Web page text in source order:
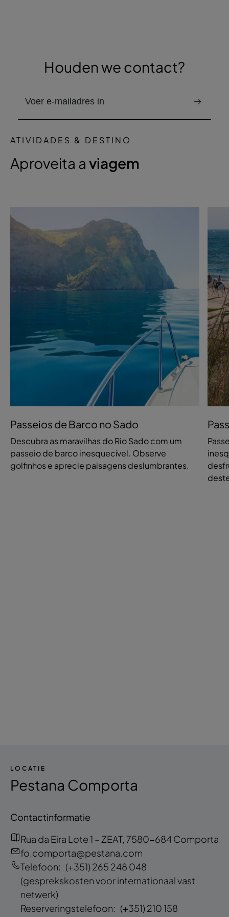
Houden we contact?
e-mail om de nieuwsbrief te ontvangen
ATIVIDADES & DESTINO
Aproveita a viagem
Passeios de Barco no Sado
Descubra as maravilhas do Rio Sado com um
passeio de barco inesquecível. Observe
golfinhos e aprecie paisagens deslumbrantes.
LOCATIE
Pestana Comporta
Contactinformatie
Rua da Eira Lote 1 – ZEAT, 7580-684 Comporta
fo.comporta@pestana.com
Telefoon: (+351) 265 248 048
(gesprekskosten voor internationaal vast
netwerk)
Reserveringstelefoon: (+351) 210 158